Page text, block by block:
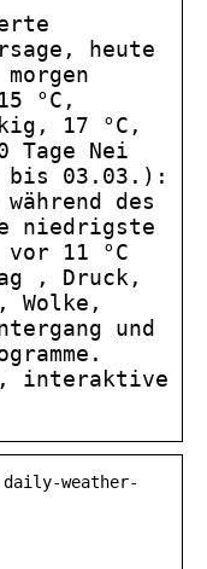
heute
°C,
17 °C,
Tage Nei
bis 03.03.):
des
niedrigste
11 °C
, Druck,
Wolke,
und
interaktive
daily-weather-